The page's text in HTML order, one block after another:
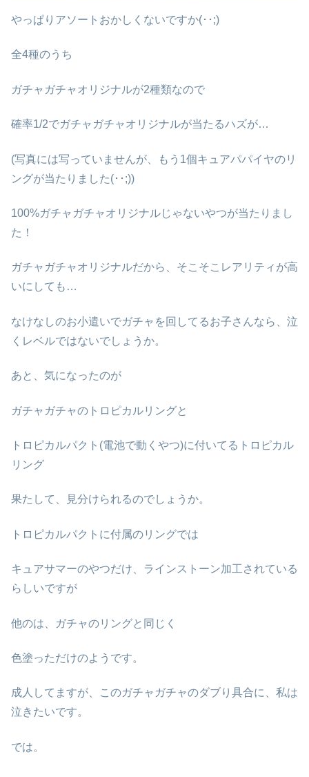
やっぱりアソートおかしくないですか(･･;)
全4種のうち
ガチャガチャオリジナルが2種類なので
確率1/2でガチャガチャオリジナルが当たるハズが…
(写真には写っていませんが、もう1個キュアパパイヤのリ
ングが当たりました(･･;))
100%ガチャガチャオリジナルじゃないやつが当たりまし
た！
ガチャガチャオリジナルだから、そこそこレアリティが高
いにしても…
なけなしのお小遣いでガチャを回してるお子さんなら、泣
くレベルではないでしょうか。
あと、気になったのが
ガチャガチャのトロピカルリングと
トロピカルパクト(電池で動くやつ)に付いてるトロピカル
リング
果たして、見分けられるのでしょうか。
トロピカルパクトに付属のリングでは
キュアサマーのやつだけ、ラインストーン加工されている
らしいですが
他のは、ガチャのリングと同じく
色塗っただけのようです。
成人してますが、このガチャガチャのダブり具合に、私は
泣きたいです。
では。